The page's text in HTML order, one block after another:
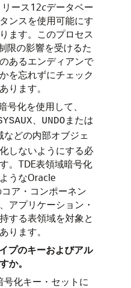
ース12cデータベー
ンスを使用可能にす
ます。このプロセス
限の影響を受けるた
あるエンディアンで
を忘れずにチェック
ります。
号化を使用して、
UNDO または
などの内部オブジェ
しないようにする必
。TDE表領域暗号化
うなOracle
ア・コンポーネン
アプリケーション・
する表領域を対象と
ります。
プのキーおよびアル
か。
化キー・セットに